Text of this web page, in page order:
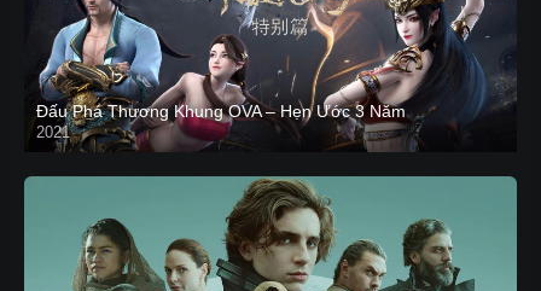
Đấu Phá Thương Khung OVA – Hẹn Ước 3 Năm
2021